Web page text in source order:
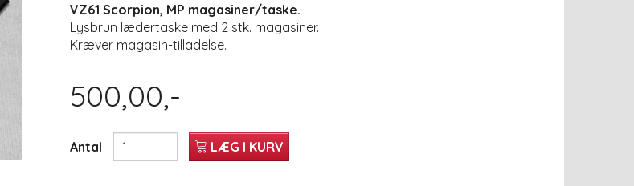
VZ61 Scorpion, MP magasiner/taske.
Lysbrun lædertaske med 2 stk. magasiner.
Kræver magasin-tilladelse.
500,00,-
Antal LÆG I KURV